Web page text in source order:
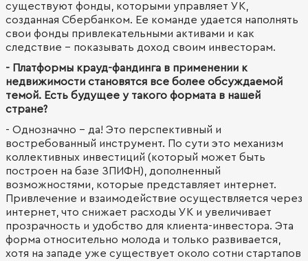
существуют фонды, которыми управляет УК,
созданная Сбербанком. Ее команде удается наполнять
свои фонды привлекательными активами и как
следствие - показывать доход своим инвесторам.
- Платформы крауд-фандинга в применении к
недвижимости становятся все более обсуждаемой
темой. Есть будущее у такого формата в нашей
стране?
- Однозначно - да! Это перспективный и
востребованный инструмент. По сути это механизм
коллективных инвестиций (который может быть
построен на базе ЗПИФН), дополненный
возможностями, которые представляет интернет.
Привлечение и взаимодействие осуществляется через
интернет, что снижает расходы УК и увеличивает
прозрачность и удобство для клиента-инвестора. Эта
форма относительно молода и только развивается,
хотя на западе уже существует около сотни стартапов